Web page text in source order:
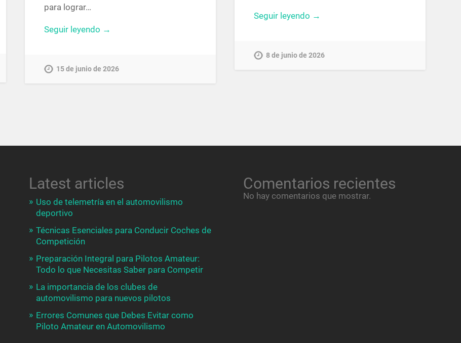
para lograr…
Seguir leyendo →
15 de junio de 2026
Seguir leyendo →
8 de junio de 2026
Latest articles
Uso de telemetría en el automovilismo
deportivo
Técnicas Esenciales para Conducir Coches de
Competición
Preparación Integral para Pilotos Amateur:
Todo lo que Necesitas Saber para Competir
La importancia de los clubes de
automovilismo para nuevos pilotos
Errores Comunes que Debes Evitar como
Piloto Amateur en Automovilismo
Comentarios recientes
No hay comentarios que mostrar.